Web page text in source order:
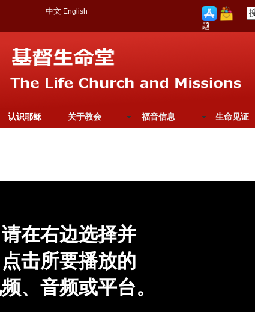
中文 English
题
认识耶稣 关于教会 福音信息 生命见证